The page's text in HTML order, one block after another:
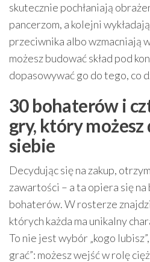
skutecznie pochłaniają
pancerzom, a kolejni
przeciwnika albo wzmacniają
możesz budować skład pod
dopasowywać go do tego, co
30 bohaterów i
gry, który możesz
siebie
Decydując się na zakup,
zawartości – a ta opiera się
bohaterów. W rosterze
których każda ma unikalny
To nie jest wybór „kogo
grać”: możesz wejść w rolę